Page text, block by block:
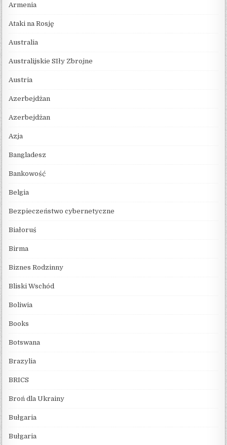
Armenia
Ataki na Rosję
Australia
Australijskie SIły Zbrojne
Austria
Azerbejdżan
Azerbejdżan
Azja
Bangladesz
Bankowość
Belgia
Bezpieczeństwo cybernetyczne
Białoruś
Birma
Biznes Rodzinny
Bliski Wschód
Boliwia
Books
Botswana
Brazylia
BRICS
Broń dla Ukrainy
Bułgaria
Bułgaria